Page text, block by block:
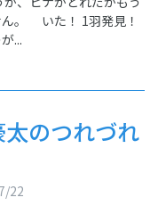
ん。 いた！ 1羽発見！
...
のつれづれ
22